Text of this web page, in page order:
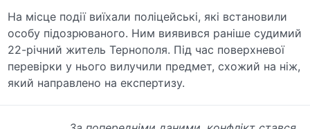
На місце події виїхали поліцейські, які встановили
особу підозрюваного. Ним виявився раніше судимий
22-річний житель Тернополя. Під час поверхневої
перевірки у нього вилучили предмет, схожий на ніж,
який направлено на експертизу.